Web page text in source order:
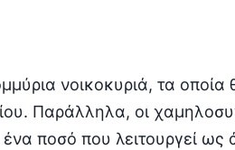
νοικοκυριά, τα οποία
Παράλληλα, οι
ποσό που λειτουργεί ως